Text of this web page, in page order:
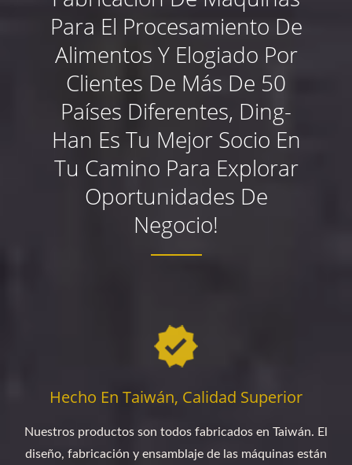
Para El Procesamiento De
Alimentos Y Elogiado Por
Clientes De Más De 50
Países Diferentes, Ding-
Han Es Tu Mejor Socio En
Tu Camino Para Explorar
Oportunidades De
Negocio!
Hecho En Taiwán, Calidad Superior
Nuestros productos son todos fabricados en Taiwán. El
diseño, fabricación y ensamblaje de las máquinas están